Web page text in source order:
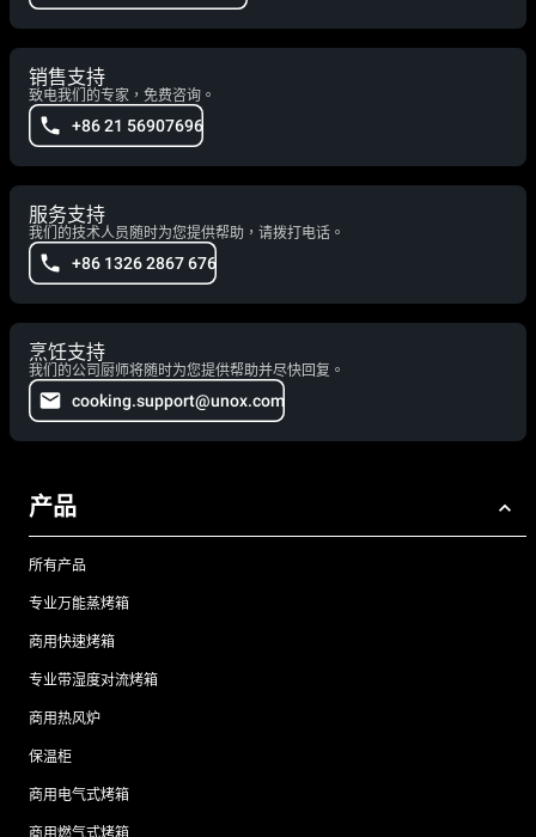
销售支持
致电我们的专家，免费咨询。
+86 21 56907696
服务支持
我们的技术人员随时为您提供帮助，请拨打电话。
+86 1326 2867 676
烹饪支持
我们的公司厨师将随时为您提供帮助并尽快回复。
cooking.support@unox.com
产品
所有产品
专业万能蒸烤箱
商用快速烤箱
专业带湿度对流烤箱
商用热风炉
保温柜
商用电气式烤箱
商用燃气式烤箱